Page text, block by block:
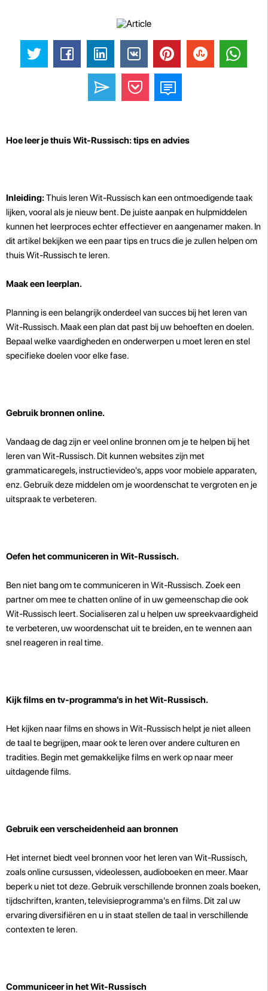
Hoe leer je thuis Wit-Russisch: tips en advies
Inleiding:Thuis leren Wit-Russisch kan een ontmoedigende taak
lijken, vooral als je nieuw bent. De juiste aanpak en hulpmiddelen
kunnen het leerproces echter effectiever en aangenamer maken. In
dit artikel bekijken we een paar tips en trucs die je zullen helpen om
thuis Wit-Russisch te leren.
Maak een leerplan.
Planning is een belangrijk onderdeel van succes bij het leren van
Wit-Russisch. Maak een plan dat past bij uw behoeften en doelen.
Bepaal welke vaardigheden en onderwerpen u moet leren en stel
specifieke doelen voor elke fase.
Gebruik bronnen online.
Vandaag de dag zijn er veel online bronnen om je te helpen bij het
leren van Wit-Russisch. Dit kunnen websites zijn met
grammaticaregels, instructievideo's, apps voor mobiele apparaten,
enz. Gebruik deze middelen om je woordenschat te vergroten en je
uitspraak te verbeteren.
Oefen het communiceren in Wit-Russisch.
Ben niet bang om te communiceren in Wit-Russisch. Zoek een
partner om mee te chatten online of in uw gemeenschap die ook
Wit-Russisch leert. Socialiseren zal u helpen uw spreekvaardigheid
te verbeteren, uw woordenschat uit te breiden, en te wennen aan
snel reageren in real time.
Kijk films en tv-programma's in het Wit-Russisch.
Het kijken naar films en shows in Wit-Russisch helpt je niet alleen
de taal te begrijpen, maar ook te leren over andere culturen en
tradities. Begin met gemakkelijke films en werk op naar meer
uitdagende films.
Gebruik een verscheidenheid aan bronnen
Het internet biedt veel bronnen voor het leren van Wit-Russisch,
zoals online cursussen, videolessen, audioboeken en meer. Maar
beperk u niet tot deze. Gebruik verschillende bronnen zoals boeken,
tijdschriften, kranten, televisieprogramma's en films. Dit zal uw
ervaring diversifiëren en u in staat stellen de taal in verschillende
contexten te leren.
Communiceer in het Wit-Russisch